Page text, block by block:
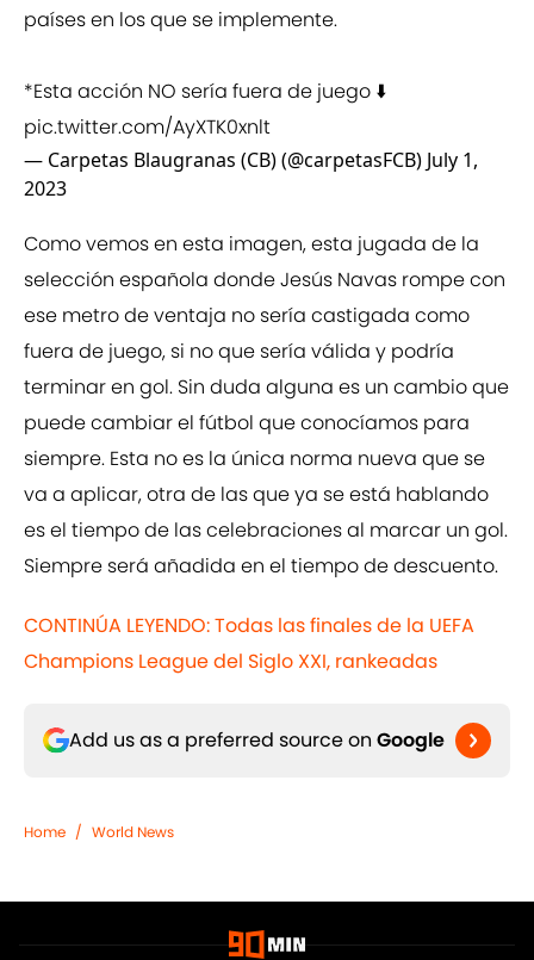
países en los que se implemente.
*Esta acción NO sería fuera de juego ⬇️
pic.twitter.com/AyXTK0xnlt
— Carpetas Blaugranas (CB) (@carpetasFCB) July 1,
2023
Como vemos en esta imagen, esta jugada de la
selección española donde Jesús Navas rompe con
ese metro de ventaja no sería castigada como
fuera de juego, si no que sería válida y podría
terminar en gol. Sin duda alguna es un cambio que
puede cambiar el fútbol que conocíamos para
siempre. Esta no es la única norma nueva que se
va a aplicar, otra de las que ya se está hablando
es el tiempo de las celebraciones al marcar un gol.
Siempre será añadida en el tiempo de descuento.
CONTINÚA LEYENDO: Todas las finales de la UEFA
Champions League del Siglo XXI, rankeadas
Add us as a preferred source on Google
Home / World News